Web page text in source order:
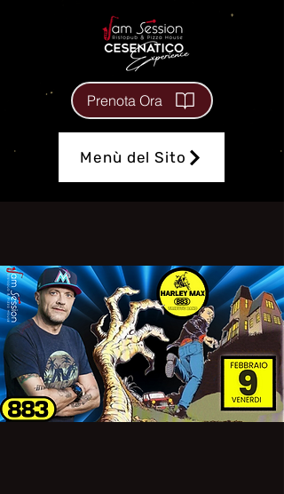
Menù del Sito
Prenota Ora